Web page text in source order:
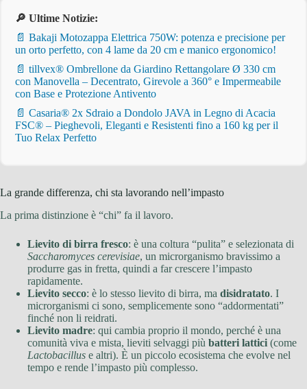
🔎 Ultime Notizie:
📄 Bakaji Motozappa Elettrica 750W: potenza e precisione per
un orto perfetto, con 4 lame da 20 cm e manico ergonomico!
📄 tillvex® Ombrellone da Giardino Rettangolare Ø 330 cm
con Manovella – Decentrato, Girevole a 360° e Impermeabile
con Base e Protezione Antivento
📄 Casaria® 2x Sdraio a Dondolo JAVA in Legno di Acacia
FSC® – Pieghevoli, Eleganti e Resistenti fino a 160 kg per il
Tuo Relax Perfetto
La grande differenza, chi sta lavorando nell’impasto
La prima distinzione è “chi” fa il lavoro.
Lievito di birra fresco: è una coltura “pulita” e selezionata di
Saccharomyces cerevisiae, un microrganismo bravissimo a
produrre gas in fretta, quindi a far crescere l’impasto
rapidamente.
Lievito secco: è lo stesso lievito di birra, ma disidratato. I
microrganismi ci sono, semplicemente sono “addormentati”
finché non li reidrati.
Lievito madre: qui cambia proprio il mondo, perché è una
comunità viva e mista, lieviti selvaggi più batteri lattici (come
Lactobacillus e altri). È un piccolo ecosistema che evolve nel
tempo e rende l’impasto più complesso.